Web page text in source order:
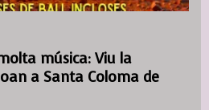
música: Viu la
a Santa Coloma de